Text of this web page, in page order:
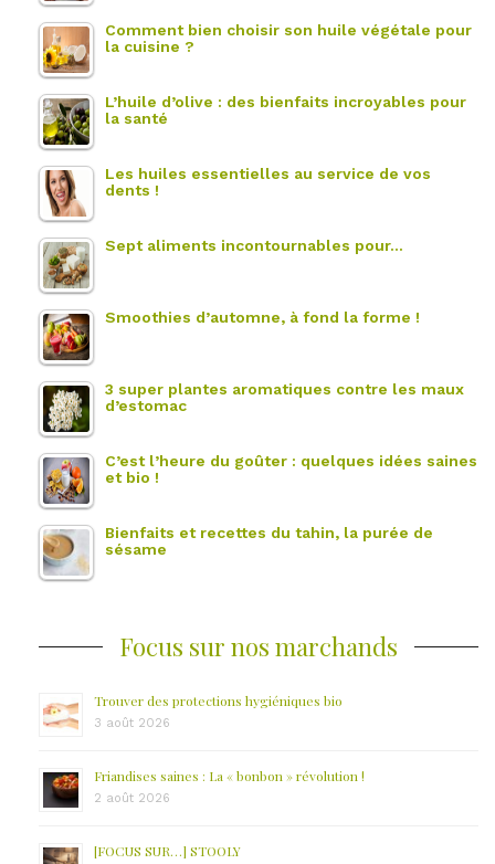
Comment bien choisir son huile végétale pour
la cuisine ?
L’huile d’olive : des bienfaits incroyables pour
la santé
Les huiles essentielles au service de vos
dents !
Sept aliments incontournables pour…
Smoothies d’automne, à fond la forme !
3 super plantes aromatiques contre les maux
d’estomac
C’est l’heure du goûter : quelques idées saines
et bio !
Bienfaits et recettes du tahin, la purée de
sésame
Focus sur nos marchands
Trouver des protections hygiéniques bio
3 août 2026
Friandises saines : La « bonbon » révolution !
2 août 2026
[FOCUS SUR…] STOOLY